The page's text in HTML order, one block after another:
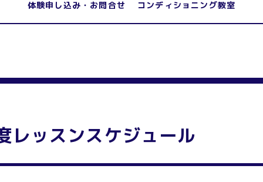
体験申し込み・お問合せ コンディショニング教室
レッスンスケジュール